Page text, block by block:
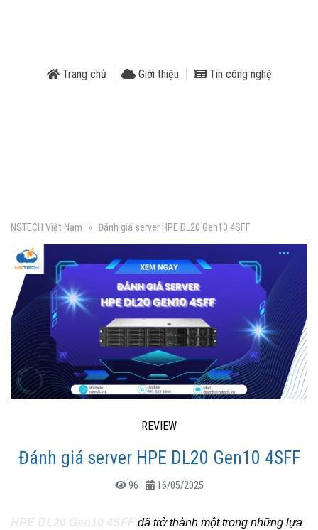
Trang chủ Giới thiệu Tin công nghệ
NSTECH Việt Nam » Đánh giá server HPE DL20 Gen10 4SFF
REVIEW
Đánh giá server HPE DL20 Gen10 4SFF
96 16/05/2025
đã trở thành một trong những lựa